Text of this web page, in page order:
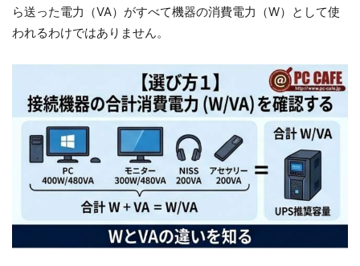
ら送った電力（VA）がすべて機器の消費電力（W）として使
われるわけではありません。